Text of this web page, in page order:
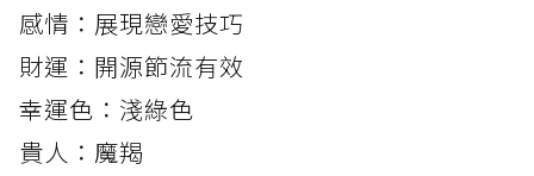
感情：展現戀愛技巧
財運：開源節流有效
幸運色：淺綠色
貴人：魔羯